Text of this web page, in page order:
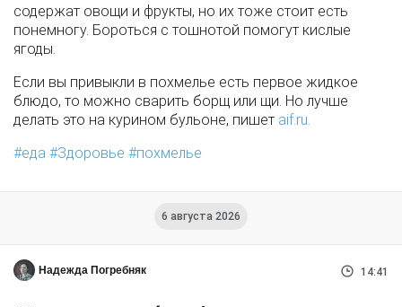
содержат овощи и фрукты, но их тоже стоит есть
понемногу. Бороться с тошнотой помогут кислые
ягоды.
Если вы привыкли в похмелье есть первое жидкое
блюдо, то можно сварить борщ или щи. Но лучше
делать это на курином бульоне, пишет aif.ru.
еда
Здоровье похмелье
6 августа 2026
Надежда Погребняк 14:41